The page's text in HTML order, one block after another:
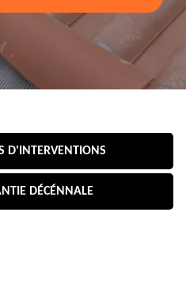
D'INTERVENTIONS
DÉCÉNNALE